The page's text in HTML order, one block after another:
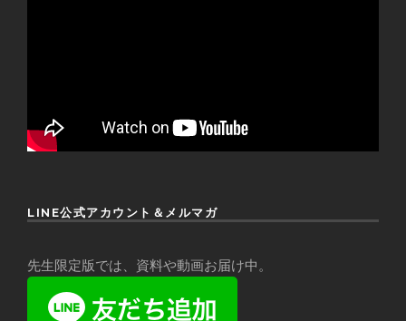
LINE公式アカウント＆メルマガ
先生限定版では、資料や動画お届け中。